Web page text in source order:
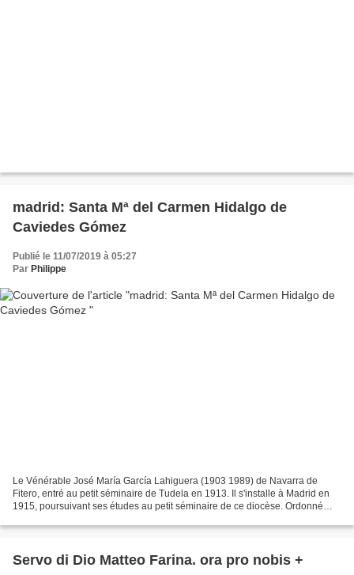
madrid: Santa Mª del Carmen Hidalgo de
Caviedes Gómez
Publié le 11/07/2019 à 05:27
Par Philippe
Le Vénérable José María García Lahiguera (1903 1989) de Navarra de
Fitero, entré au petit séminaire de Tudela en 1913. Il s'installe à Madrid en
1915, poursuivant ses études au petit séminaire de ce diocèse. Ordonné
Servo di Dio Matteo Farina. ora pro nobis +